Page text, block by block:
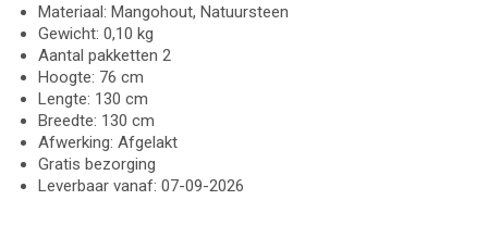
Materiaal: Mangohout, Natuursteen
Gewicht: 0,10 kg
Aantal pakketten 2
Hoogte: 76 cm
Lengte: 130 cm
Breedte: 130 cm
Afwerking: Afgelakt
Gratis bezorging
Leverbaar vanaf: 07-09-2026